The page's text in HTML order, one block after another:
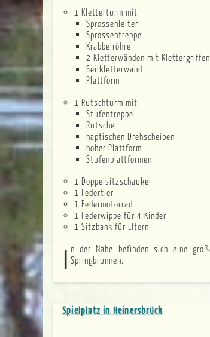
1 Kletterturm mit
Sprossenleiter
Sprossentreppe
Krabbelröhre
2 Kletterwänden mit Klettergriffen
Seilkletterwand
Plattform
1 Rutschturm mit
Stufentreppe
Rutsche
haptischen Drehscheiben
hoher Plattform
Stufenplattformen
1 Doppelsitzschaukel
1 Federtier
1 Federmotorrad
1 Federwippe für 4 Kinder
1 Sitzbank für Eltern
In der Nähe befinden sich eine große Wiese und ein Zierteich mit Springbrunnen.
Spielplatz in Heinersbrück